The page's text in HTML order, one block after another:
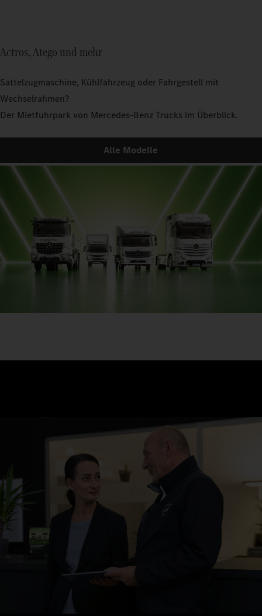
Actros, Atego und mehr
Sattelzugmaschine, Kühlfahrzeug oder Fahrgestell mit
Wechselrahmen?
Der Mietfuhrpark von Mercedes‑Benz Trucks im Überblick.
Alle Modelle